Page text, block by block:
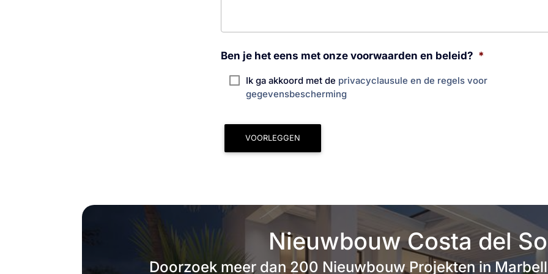
Ben je het eens met onze voorwaarden en beleid? *
Ik ga akkoord met de privacyclausule en de regels voor
gegevensbescherming
VOORLEGGEN
Nieuwbouw Costa del
Doorzoek meer dan 200 Nieuwbouw Projekten in